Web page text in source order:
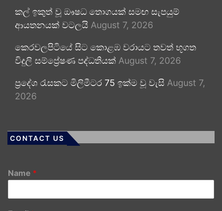
කල් ඉකුත් වූ ඖෂධ තොගයක් සමඟ සැපයුම්
ආයතනයක් වටලයි August 7, 2026
කෙරවලපිටියේ සිට කොළඹ වරායට තවත් භූගත
විදුලි සම්ප්‍රේෂණ පද්ධතියක් August 7, 2026
ප්‍රදේශ රැසකට මිලිමීටර 75 ඉක්ම වූ වැසි August 7,
2026
CONTACT US
Name *